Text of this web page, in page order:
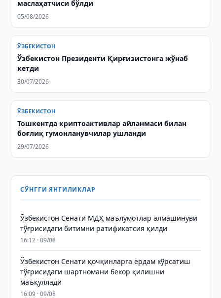
маслаҳатчиси бўлди
05/08/2026
ЎЗБЕКИСТОН
Ўзбекистон Президенти Қирғизистонга жўнаб
кетди
30/07/2026
ЎЗБЕКИСТОН
Тошкентда криптоактивлар айланмаси билан
боғлиқ гумонланувчилар ушланди
29/07/2026
СЎНГГИ ЯНГИЛИКЛАР
Ўзбекистон Сенати МДҲ маълумотлар алмашинуви
тўғрисидаги битимни ратификатсия қилди
16:12 · 09/08
Ўзбекистон Сенати қочқинларга ёрдам кўрсатиш
тўғрисидаги шартномани бекор қилишни
маъқуллади
16:09 · 09/08